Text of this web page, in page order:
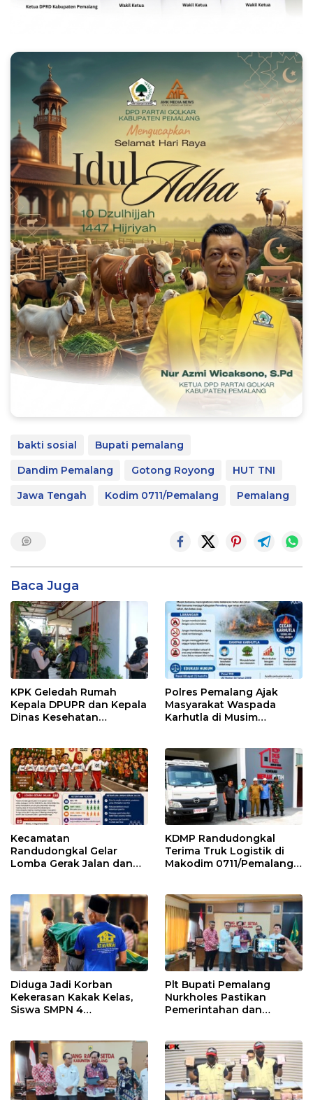
bakti sosial
Bupati pemalang
Dandim Pemalang
Gotong Royong
HUT TNI
Jawa Tengah
Kodim 0711/Pemalang Pemalang
Baca Juga
KPK Geledah Rumah
Kepala DPUPR dan Kepala
Dinas Kesehatan
Polres Pemalang Ajak
Masyarakat Waspada
Karhutla di Musim
Kecamatan
Randudongkal Gelar
Lomba Gerak Jalan dan
KDMP Randudongkal
Terima Truk Logistik di
Makodim 0711/Pemalang
Diduga Jadi Korban
Kekerasan Kakak Kelas,
Siswa SMPN 4
Plt Bupati Pemalang
Nurkholes Pastikan
Pemerintahan dan